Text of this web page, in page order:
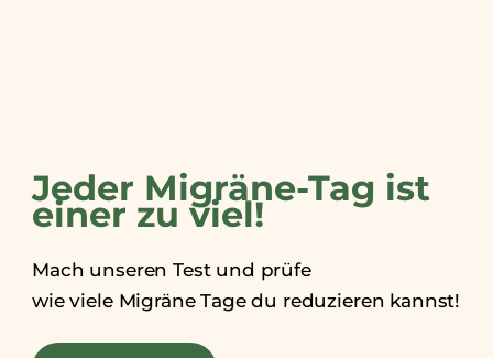
Jeder Migräne-Tag ist
einer zu viel!​
Mach unseren Test und prüfe
wie viele Migräne Tage du reduzieren kannst!